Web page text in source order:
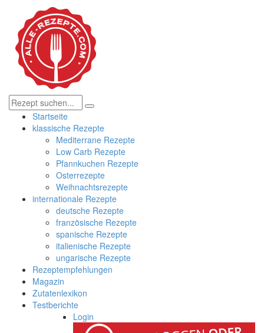
Startseite
klassische Rezepte
Mediterrane Rezepte
Low Carb Rezepte
Pfannkuchen Rezepte
Osterrezepte
Weihnachtsrezepte
internationale Rezepte
deutsche Rezepte
französische Rezepte
spanische Rezepte
italienische Rezepte
ungarische Rezepte
Rezeptempfehlungen
Magazin
Zutatenlexikon
Testberichte
Login